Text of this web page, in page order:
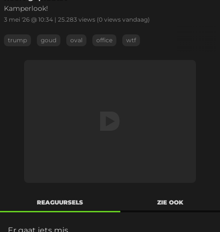
Kamperlook!
3 mei '26 @ 10:34 | 25.283 views (0 views vandaag)
trump goud oval office wtf
REAGUURSELS ZIE OOK